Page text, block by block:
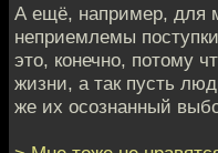
А ещё, например, для
неприемлемы
это, конечно, потому
жизни, а так пусть
же их осознанный